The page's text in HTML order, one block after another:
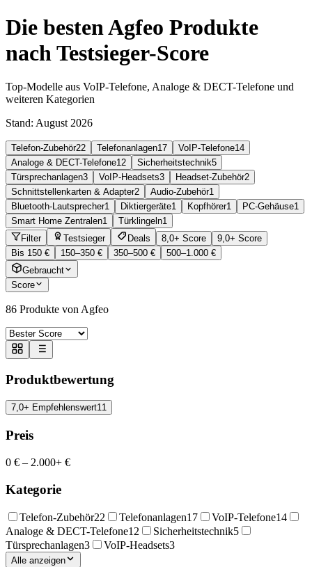
Die besten Agfeo Produkte
nach Testsieger-Score
Top-Modelle aus VoIP-Telefone, Analoge & DECT-Telefone und
weiteren Kategorien
Stand: August 2026
Telefon-Zubehör22 Telefonanlagen17 VoIP-Telefone14
Analoge & DECT-Telefone12 Sicherheitstechnik5
Türsprechanlagen3 VoIP-Headsets3 Headset-Zubehör2
Schnittstellenkarten & Adapter2 Audio-Zubehör1
Bluetooth-Lautsprecher1 Diktiergeräte1 Kopfhörer1 PC-Gehäuse1
Smart Home Zentralen1 Türklingeln1
Filter
Testsieger Deals 8,0+ Score
9,0+ Score
Bis 150 €
150–350 € 350–500 €
500–1.000 €
Gebraucht
Score
86 Produkte von Agfeo
Produktbewertung
7,0+ Empfehlenswert11
Preis
0 € – 2.000+ €
Kategorie
Telefon-Zubehör22 Telefonanlagen17 VoIP-Telefone14
Analoge & DECT-Telefone12 Sicherheitstechnik5
Türsprechanlagen3 VoIP-Headsets3
Alle anzeigen